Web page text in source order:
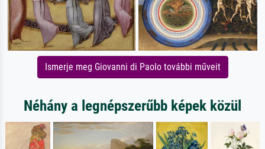
Ismerje meg Giovanni di Paolo további műveit
Néhány a legnépszerűbb képek közül